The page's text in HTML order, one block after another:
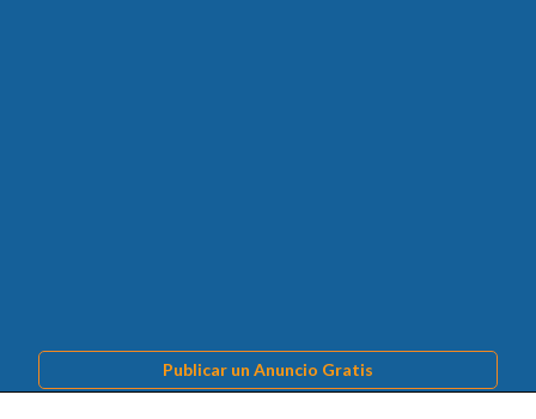
Publicar un Anuncio Gratis